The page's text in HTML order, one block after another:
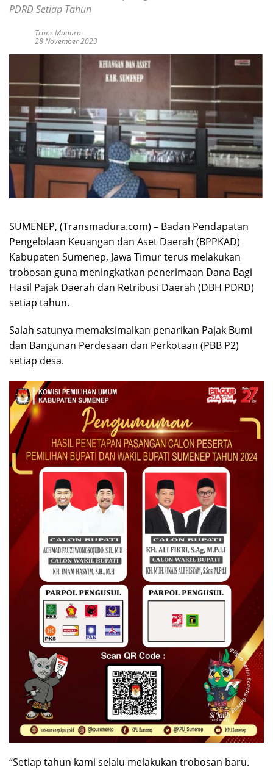
PDRD Setiap Tahun
Trans Madura
28 November 2023
SUMENEP, (Transmadura.com) – Badan Pendapatan
Pengelolaan Keuangan dan Aset Daerah (BPPKAD)
Kabupaten Sumenep, Jawa Timur terus melakukan
trobosan guna meningkatkan penerimaan Dana Bagi
Hasil Pajak Daerah dan Retribusi Daerah (DBH PDRD)
setiap tahun.
Salah satunya memaksimalkan penarikan Pajak Bumi
dan Bangunan Perdesaan dan Perkotaan (PBB P2)
setiap desa.
“Setiap tahun kami selalu melakukan trobosan baru.